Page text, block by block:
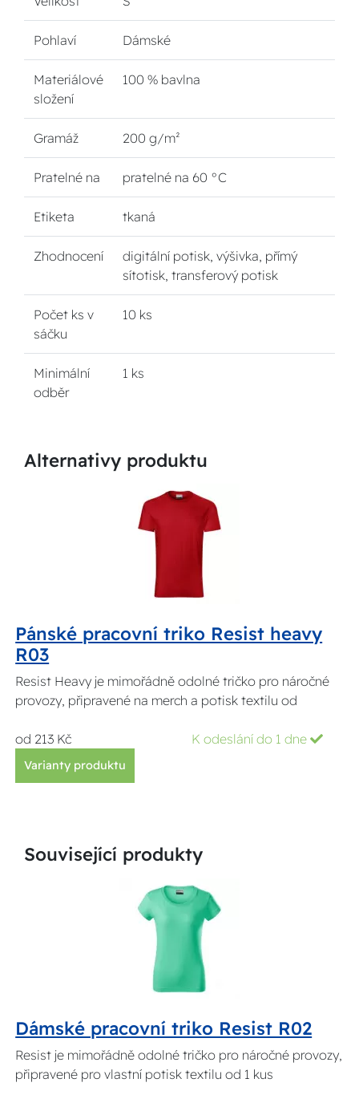
Pohlaví Dámské
Materiálové
složení
100 % bavlna
Gramáž 200 g/m²
Pratelné na pratelné na 60 °C
Etiketa tkaná
Zhodnocení
digitální potisk, výšivka, přímý
sítotisk, transferový potisk
Počet ks v
sáčku
10 ks
Minimální
odběr
1 ks
Alternativy produktu
Pánské pracovní triko Resist heavy
R03
Resist Heavy je mimořádně odolné tričko pro náročné
provozy, připravené na merch a potisk textilu od
od 213 Kč K odeslání do 1 dne
Varianty produktu
Související produkty
Dámské pracovní triko Resist R02
Resist je mimořádně odolné tričko pro náročné provozy,
připravené pro vlastní potisk textilu od 1 kus